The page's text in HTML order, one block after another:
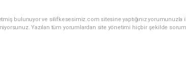
bulunuyor ve silifkesesimiz.com sitesine yaptığınız yorumunuzla
Yazılan tüm yorumlardan site yönetimi hiçbir şekilde